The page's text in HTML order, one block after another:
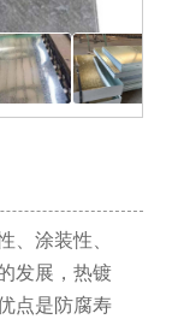
、涂装性、
发展，热镀
点是防腐寿